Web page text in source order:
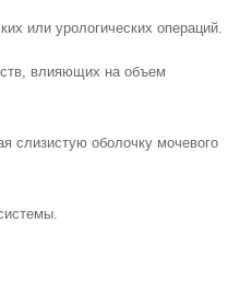
или урологических операций.
влияющих на объем
слизистую оболочку мочевого